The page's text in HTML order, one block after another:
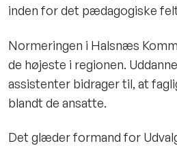
inden for det pædagogiske
Normeringen i Halsnæs
de højeste i regionen.
assistenter bidrager til, at
blandt de ansatte.
Det glæder formand for